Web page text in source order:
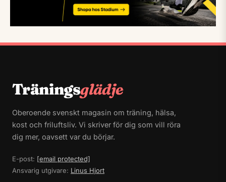
Träningsglädje
Oberoende svenskt magasin om träning, hälsa,
kost och friluftsliv. Vi skriver för dig som vill röra
dig mer, oavsett var du börjar.
E-post: [email protected]
Ansvarig utgivare: Linus Hjort